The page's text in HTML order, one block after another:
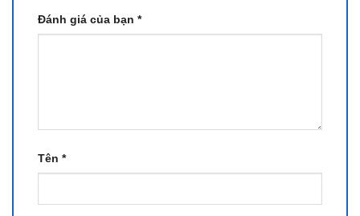
Đánh giá của bạn *
Tên *